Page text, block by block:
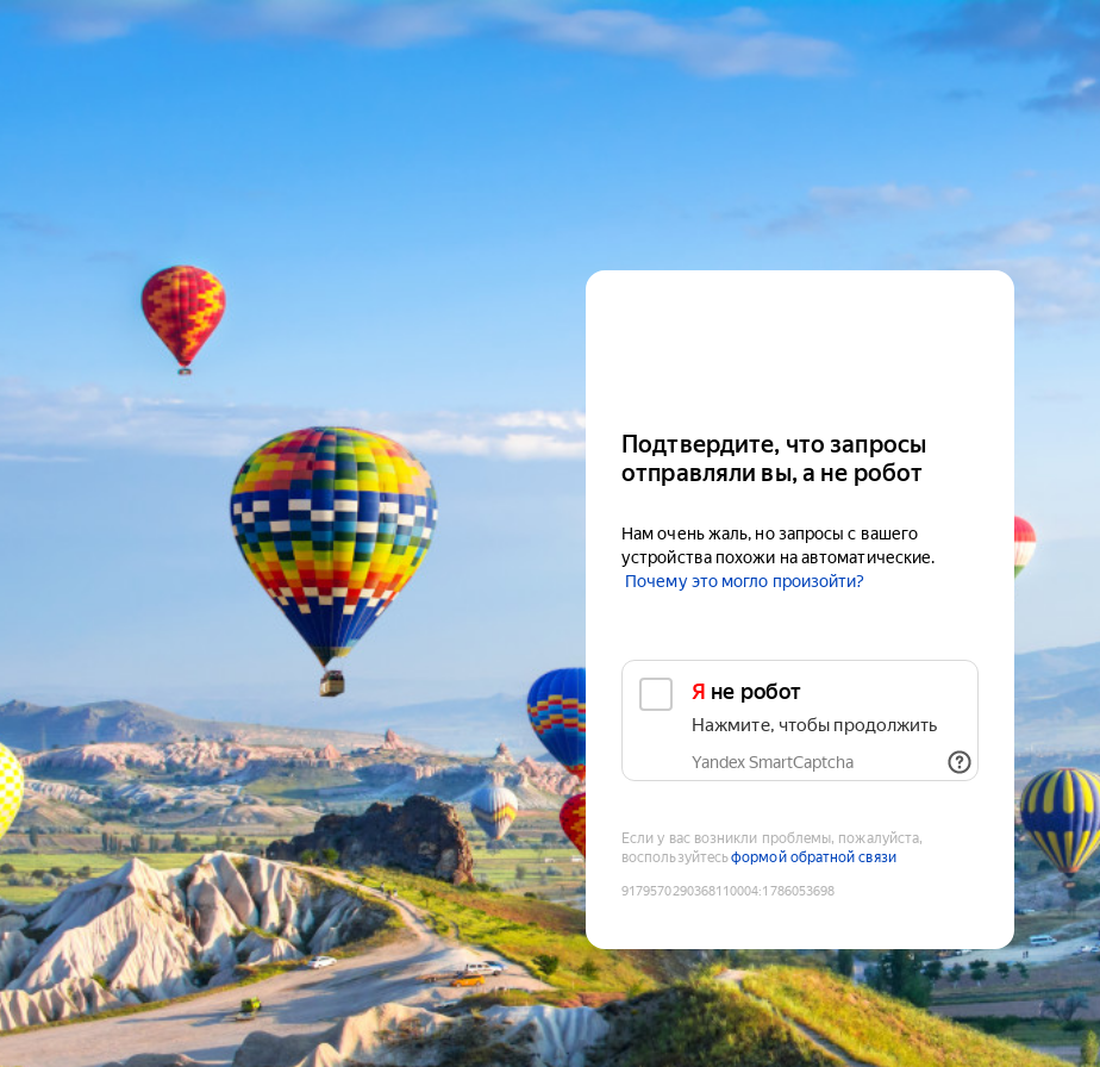
Подтвердите, что запросы
отправляли вы, а не робот
Нам очень жаль, но запросы с вашего
устройства похожи на автоматические.
Почему это могло произойти?
Я не робот
Нажмите, чтобы продолжить
Yandex SmartCaptcha
Если у вас возникли проблемы, пожалуйста,
воспользуйтесьформой обратной связи
9179570290368110004:1786053698